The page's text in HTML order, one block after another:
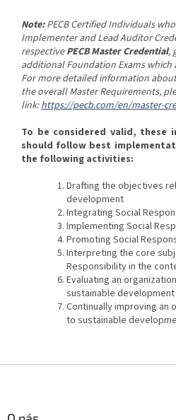
Note: PECBCertified Individuals
Implementer and Lead Auditor
respectivePECB Master Credential,
additional Foundation Exams
For more detailed information
the overall Master Requirements,
link:https://pecb.com/en/master-
To be considered valid, these
should follow best
the following activities:
Drafting the objectives
development
Integrating Social
Implementing Social
Promoting Social
Interpreting the core
Responsibility in the
Evaluating an
sustainable development
Continually improving an
to sustainable